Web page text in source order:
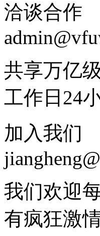
洽谈合作
共享万亿
工作日24
加入我们
我们欢迎
有疯狂激